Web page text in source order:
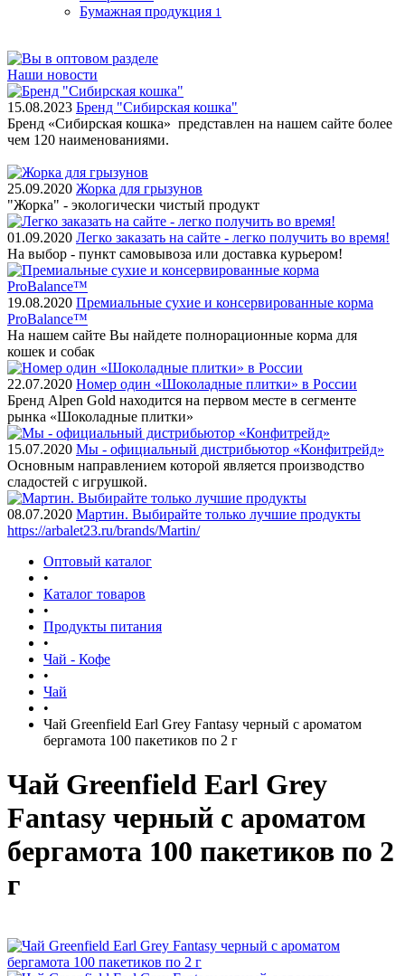
Бумажная продукция 1
Наши новости
15.08.2023 Бренд "Сибирская кошка"
Бренд «Сибирская кошка» представлен на нашем сайте более
чем 120 наименованиями.
25.09.2020 Жорка для грызунов
"Жорка" - экологически чистый продукт
01.09.2020 Легко заказать на сайте - легко получить во время!
На выбор - пункт самовывоза или доставка курьером!
19.08.2020 Премиальные сухие и консервированные корма
ProBalance™
На нашем сайте Вы найдете полнорационные корма для
кошек и собак
22.07.2020 Номер один «Шоколадные плитки» в России
Бренд Alpen Gold находится на первом месте в сегменте
рынка «Шоколадные плитки»
15.07.2020 Мы - официальный дистрибьютор «Конфитрейд»
Основным направлением которой является производство
сладостей с игрушкой.
08.07.2020 Мартин. Выбирайте только лучшие продукты
https://arbalet23.ru/brands/Martin/
Оптовый каталог
•
Каталог товаров
•
Продукты питания
•
Чай - Кофе
•
Чай
•
Чай Greenfield Earl Grey Fantasy черный с ароматом
бергамота 100 пакетиков по 2 г
Чай Greenfield Earl Grey
Fantasy черный с ароматом
бергамота 100 пакетиков по 2
г